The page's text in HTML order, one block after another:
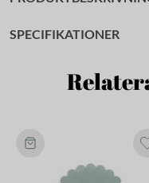
SPECIFIKATIONER